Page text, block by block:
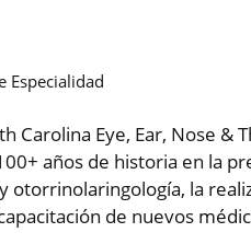
Especialidad
Carolina Eye, Ear, Nose &
años de historia en la
otorrinolaringología, la
de nuevos